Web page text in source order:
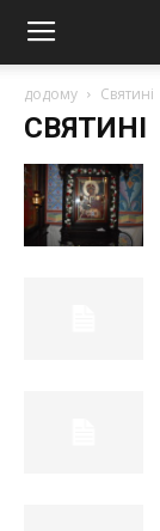
додому Святині
СВЯТИНІ